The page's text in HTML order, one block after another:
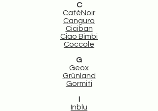
C
CafèNoir
Canguro
Ciciban
Ciao Bimbi
Coccole
G
Geox
Grünland
Gormiti
I
Inblu